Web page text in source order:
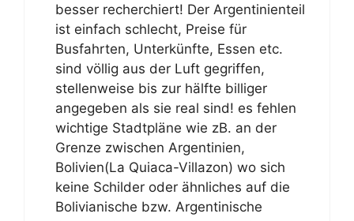
besser recherchiert! Der Argentinienteil
ist einfach schlecht, Preise für
Busfahrten, Unterkünfte, Essen etc.
sind völlig aus der Luft gegriffen,
stellenweise bis zur hälfte billiger
angegeben als sie real sind! es fehlen
wichtige Stadtpläne wie zB. an der
Grenze zwischen Argentinien,
Bolivien(La Quiaca-Villazon) wo sich
keine Schilder oder ähnliches auf die
Bolivianische bzw. Argentinische